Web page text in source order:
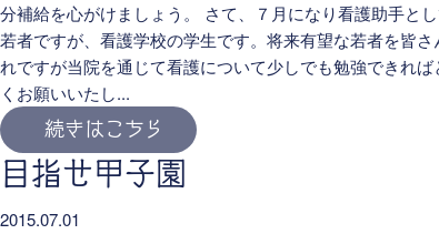
分補給を心がけましょう。 さて、７月になり看護助手と
若者ですが、看護学校の学生です。将来有望な若者を皆
れですが当院を通じて看護について少しでも勉強できれ
くお願いいたし...
続きはこちら
目指せ甲子園
2015.07.01